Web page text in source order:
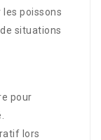
les poissons
situations
pour
lors